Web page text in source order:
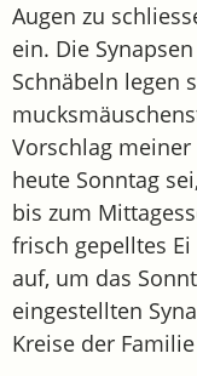
Augen zu
ein. Die
Schnäbeln legen
Vorschlag
heute Sonntag
bis zum
frisch gepelltes
auf, um das
eingestellten
Kreise der